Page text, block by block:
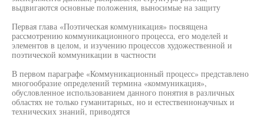
выдвигаются основные положения, выносимые на защиту
Первая глава «Поэтическая коммуникация» посвящена
рассмотрению коммуникационного процесса, его моделей и
элементов в целом, и изучению процессов художественной и
поэтической коммуникации в частности
В первом параграфе «Коммуникационный процесс» представлено
многообразие определений термина «коммуникация»,
обусловленное использованием данного понятия в различных
областях не только гуманитарных, но и естественнонаучных и
технических знаний, приводятся